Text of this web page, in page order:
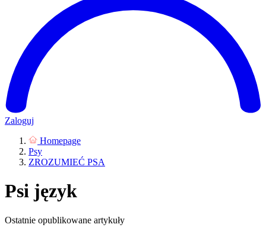
Zaloguj
Homepage
Psy
ZROZUMIEĆ PSA
Psi język
Ostatnie opublikowane artykuły